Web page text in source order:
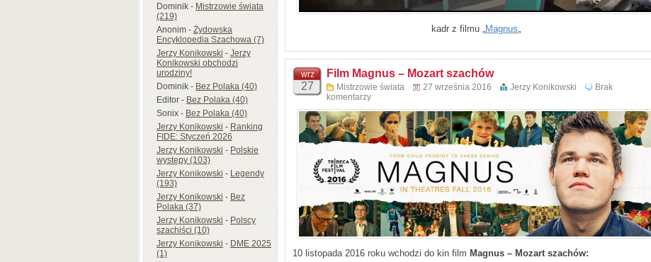
Dominik-Mistrzowie świata
(219)
Anonim-Żydowska
Encyklopedia Szachowa (7)
Jerzy Konikowski-Jerzy
Konikowski obchodzi
urodziny!
Dominik-Bez Polaka (40)
Editor-Bez Polaka (40)
Sonix-Bez Polaka (40)
Jerzy Konikowski-Ranking
FIDE: Styczeń 2026
Jerzy Konikowski-Polskie
występy (103)
Jerzy Konikowski-Legendy
(193)
Jerzy Konikowski-Bez
Polaka (37)
Jerzy Konikowski-Polscy
szachiści (10)
Jerzy Konikowski-DME 2025
(1)
kadr z filmu „Magnus„
wrz
27
Film Magnus – Mozart szachów
Mistrzowie świata 27 września 2016 Jerzy Konikowski
Brak
komentarzy
10 listopada 2016 roku wchodzi do kin film Magnus – Mozart szachów: